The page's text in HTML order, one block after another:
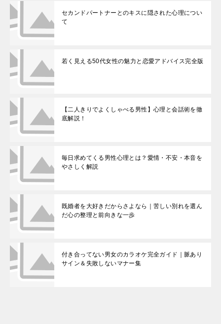
セカンドパートナーとのキスに隠された心理につい
て
若く見える50代女性の魅力と恋愛アドバイス完全版
【二人きりでよくしゃべる男性】心理と会話術を徹
底解説！
毎日求めてくる男性心理とは？愛情・不安・本音を
やさしく解説
既婚者を大好きだからさよなら｜苦しい別れを選ん
だ心の整理と前向きな一歩
付き合ってない男女のカラオケ完全ガイド｜脈あり
サイン＆失敗しないマナー集